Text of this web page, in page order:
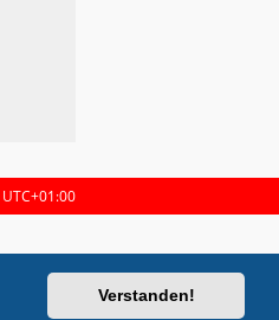
Verstanden!
UTC+01:00